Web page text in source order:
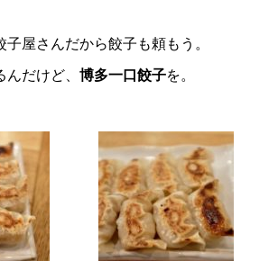
子屋さんだから餃子も頼もう。
だけど、 博多一口餃子を。